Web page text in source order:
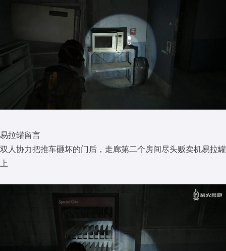
易拉罐留言
双人协力把推车砸坏的门后，走廊第二个房间尽头贩卖机易拉罐
上